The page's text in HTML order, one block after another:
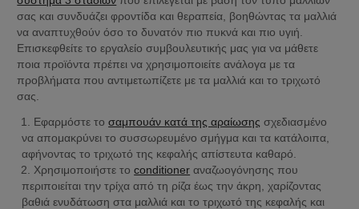
σας και συνδυάζει φροντίδα και θεραπεία, βοηθώντας τα μαλλιά
να αναπτυχθούν όσο το δυνατόν πιο πυκνά και πιο υγιή.
Επισκεφθείτε το εργαλείο συμβουλευτικής μας για να μάθετε
ποια προϊόντα πρέπει να χρησιμοποιείτε ανάλογα με τα
προβλήματα που αντιμετωπίζετε με τα μαλλιά και το τριχωτό
σας.
Εφαρμόστε το σαμπουάν κατά της αραίωσης σχεδιασμένο
να απομακρύνει το συσσωρευμένο σμήγμα και τα κατάλοιπα,
αφήνοντας το τριχωτό της κεφαλής απίστευτα καθαρό.
Χρησιμοποιήστε το conditioner αναζωογόνησης που
περιποιείται την τρίχα από τη ρίζα έως την άκρη, χαρίζοντας
βαθιά ενυδάτωση στα μαλλιά και το τριχωτό της κεφαλής και